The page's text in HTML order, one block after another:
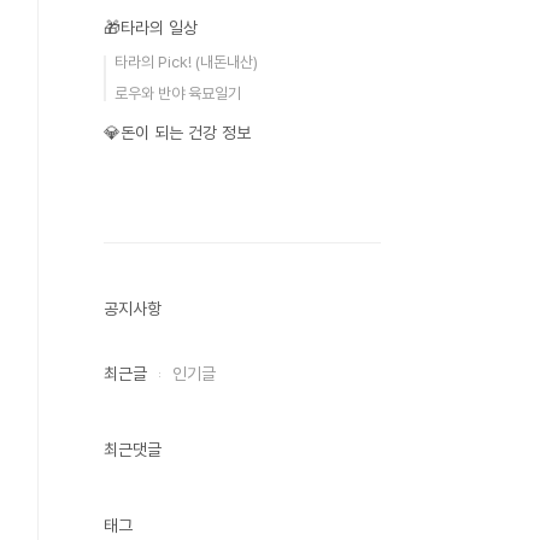
🎁타라의 일상
타라의 Pick! (내돈내산)
로우와 반야 육묘일기
💎돈이 되는 건강 정보
공지사항
최근글 인기글
최근댓글
태그